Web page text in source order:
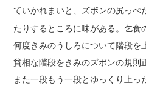
ていかれまいと、ズボンの尻っ
たりするところに味がある。乞食
何度きみのうしろについて階段を
貧相な階段をきみのズボンの規則
また一段もう一段とゆっくり上っ